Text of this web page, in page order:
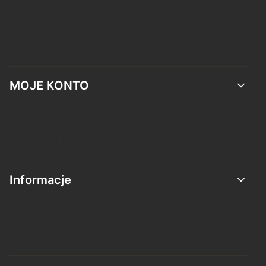
MOJE KONTO
Informacje